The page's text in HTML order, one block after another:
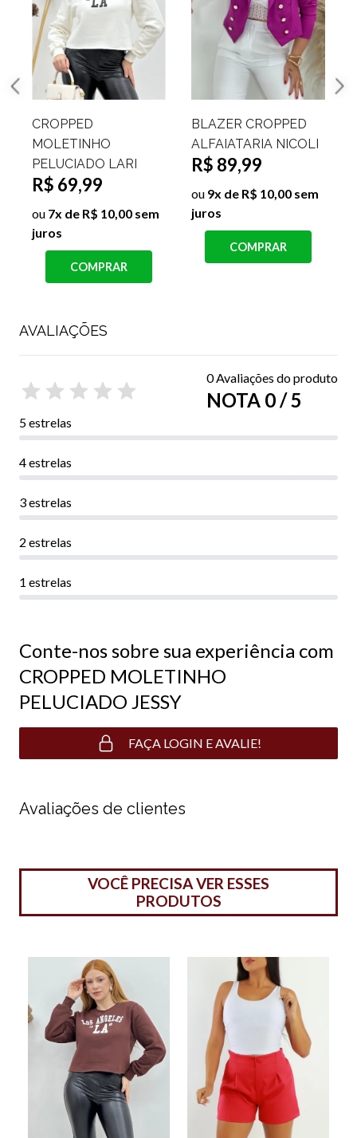
BLAZER CROPPED
ALFAIATARIA NICOLI
R$ 89,99
ou9x de R$ 10,00 sem
juros
BLUSA MOLETINHO
PELUCIADA LOVE
R$ 69,99
ou 7x de R$ 10,00 sem
juros
COMPRAR
AVALIAÇÕES
0 Avaliações do produto
NOTA 0 / 5
5 estrelas
4 estrelas
3 estrelas
2 estrelas
1 estrelas
Conte-nos sobre sua experiência com
CROPPED MOLETINHO
PELUCIADO JESSY
FAÇA LOGIN E AVALIE!
Avaliações de clientes
VOCÊ PRECISA VER ESSES
PRODUTOS